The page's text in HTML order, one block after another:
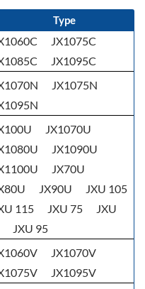
Type
JX1075C
JX1095C
JX1075N
JX1070U
JX1090U
JX70U
JX90U
JXU 105
115
JXU 75
JXU
JXU 95
JX1070V
JX1095V